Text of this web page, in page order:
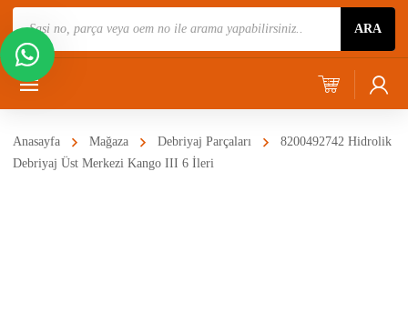
Ara
ARA
Anasayfa Mağaza Debriyaj Parçaları
8200492742 Hidrolik
Debriyaj Üst Merkezi Kango III 6 İleri